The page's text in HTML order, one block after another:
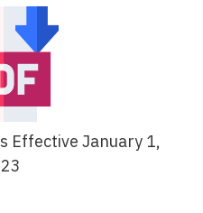
Effective January 1,